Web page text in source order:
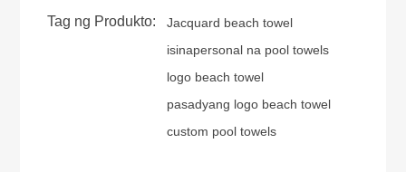
Tag ng Produkto:
Jacquard beach towel
isinapersonal na pool towels
logo beach towel
pasadyang logo beach towel
custom pool towels